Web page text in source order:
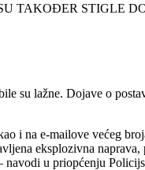
TAKOĐER STIGLE
su lažne. Dojave o
i na e-mailove većeg
eksplozivna
u priopćenju